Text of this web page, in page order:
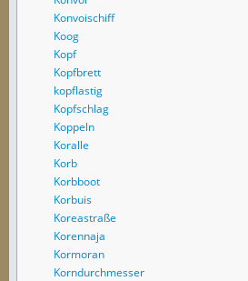
Konvoischiff
Koog
Kopf
Kopfbrett
kopflastig
Kopfschlag
Koppeln
Koralle
Korb
Korbboot
Korbuis
Koreastraße
Korennaja
Kormoran
Korndurchmesser